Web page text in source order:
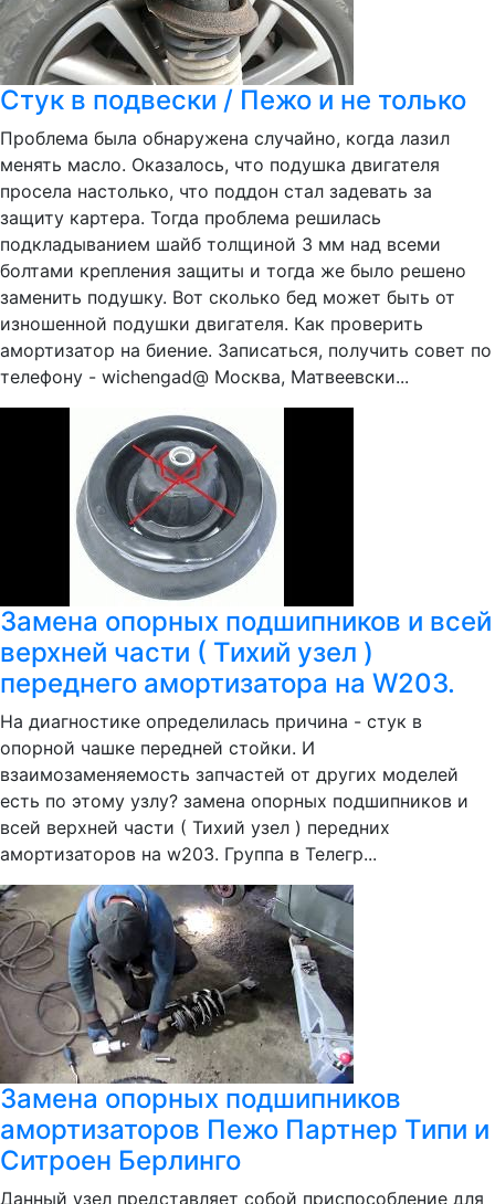
Стук в подвески / Пежо и не только
Проблема была обнаружена случайно, когда лазил
менять масло. Оказалось, что подушка двигателя
просела настолько, что поддон стал задевать за
защиту картера. Тогда проблема решилась
подкладыванием шайб толщиной 3 мм над всеми
болтами крепления защиты и тогда же было решено
заменить подушку. Вот сколько бед может быть от
изношенной подушки двигателя. Как проверить
амортизатор на биение. Записаться, получить совет по
телефону - wichengad@ Москва, Матвеевски...
Замена опорных подшипников и всей
верхней части ( Тихий узел )
переднего амортизатора на W203.
На диагностике определилась причина - стук в
опорной чашке передней стойки. И
взаимозаменяемость запчастей от других моделей
есть по этому узлу? замена опорных подшипников и
всей верхней части ( Тихий узел ) передних
амортизаторов на w203. Группа в Телегр...
Замена опорных подшипников
амортизаторов Пежо Партнер Типи и
Ситроен Берлинго
Данный узел представляет собой приспособление для